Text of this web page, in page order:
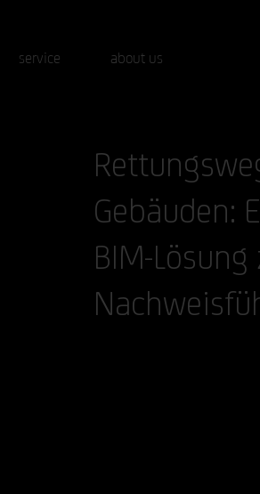
service about us
Gebäuden:
BIM-